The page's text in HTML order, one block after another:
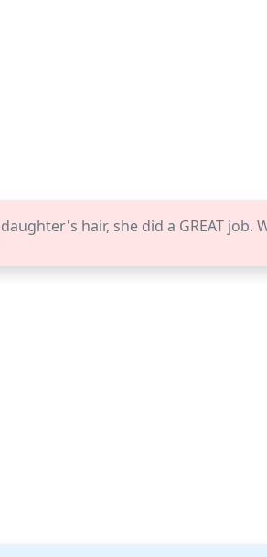
hair, she did a GREAT job.